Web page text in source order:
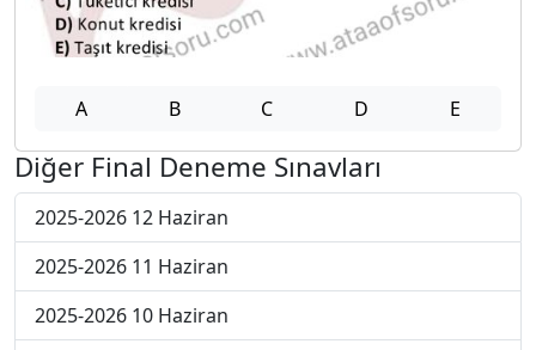
A B C D E
Diğer Final Deneme Sınavları
2025-2026 12 Haziran
2025-2026 11 Haziran
2025-2026 10 Haziran